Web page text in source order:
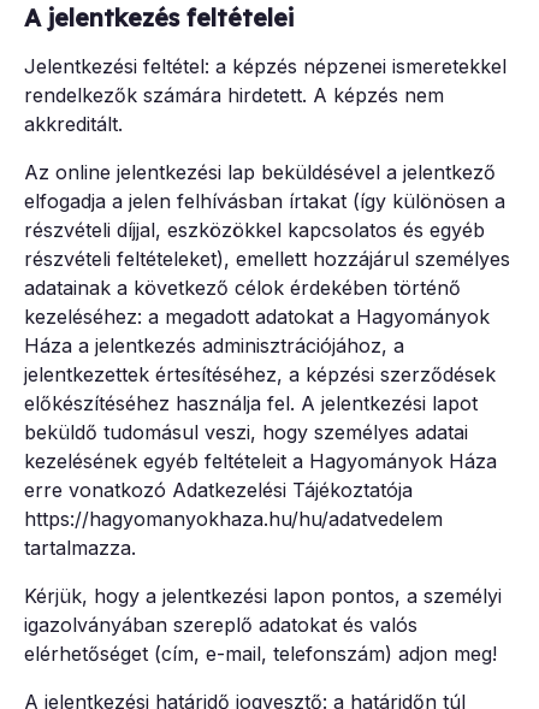
A jelentkezés feltételei
Jelentkezési feltétel: a képzés népzenei ismeretekkel
rendelkezők számára hirdetett. A képzés nem
akkreditált.
Az online jelentkezési lap beküldésével a jelentkező
elfogadja a jelen felhívásban írtakat (így különösen a
részvételi díjjal, eszközökkel kapcsolatos és egyéb
részvételi feltételeket), emellett hozzájárul személyes
adatainak a következő célok érdekében történő
kezeléséhez: a megadott adatokat a Hagyományok
Háza a jelentkezés adminisztrációjához, a
jelentkezettek értesítéséhez, a képzési szerződések
előkészítéséhez használja fel. A jelentkezési lapot
beküldő tudomásul veszi, hogy személyes adatai
kezelésének egyéb feltételeit a Hagyományok Háza
erre vonatkozó Adatkezelési Tájékoztatója
https://hagyomanyokhaza.hu/hu/adatvedelem
tartalmazza.
Kérjük, hogy a jelentkezési lapon pontos, a személyi
igazolványában szereplő adatokat és valós
elérhetőséget (cím, e-mail, telefonszám) adjon meg!
A jelentkezési határidő jogvesztő: a határidőn túl